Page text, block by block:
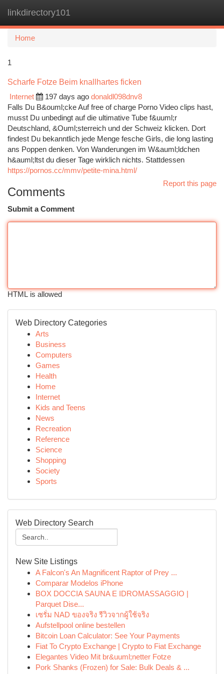
linkdirectory101
Home
1
Scharfe Fotze Beim knallhartes ficken
Internet
197 days ago donaldl098dnv8
Falls Du B&ouml;cke Auf free of charge Porno Video clips hast,
musst Du unbedingt auf die ultimative Tube f&uuml;r
Deutschland, &Ouml;sterreich und der Schweiz klicken. Dort
findest Du bekanntlich jede Menge fesche Girls, die long lasting
ans Poppen denken. Von Wanderungen im W&auml;ldchen
h&auml;ltst du dieser Tage wirklich nichts. Stattdessen
https://pornos.cc/mmv/petite-mina.html/
Report this page
Comments
Submit a Comment
HTML is allowed
Web Directory Categories
Arts
Business
Computers
Games
Health
Home
Internet
Kids and Teens
News
Recreation
Reference
Science
Shopping
Society
Sports
Web Directory Search
New Site Listings
A Falcon's An Magnificent Raptor of Prey ...
Comparar Modelos iPhone
BOX DOCCIA SAUNA E IDROMASSAGGIO |
Parquet Dise...
เซรั่ม NAD ของจริง รีวิวจากผู้ใช้จริง
Aufstellpool online bestellen
Bitcoin Loan Calculator: See Your Payments
Fiat To Crypto Exchange | Crypto to Fiat Exchange
Elegantes Video Mit br&uuml;netter Fotze
Pork Shanks (Frozen) for Sale: Bulk Deals & ...